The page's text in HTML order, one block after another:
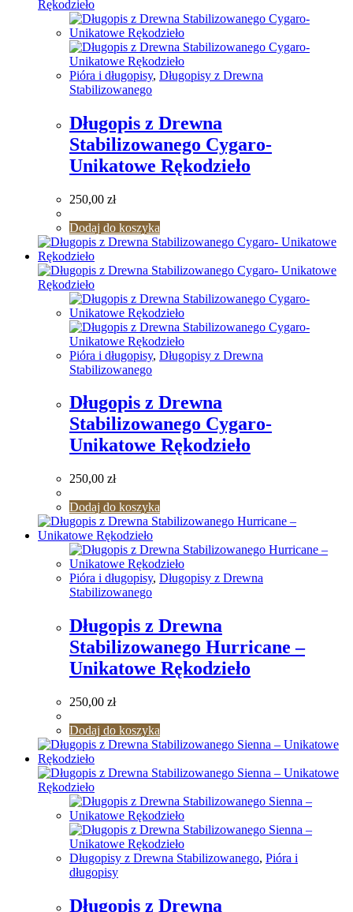
Pióra i długopisy, Długopisy z Drewna
Stabilizowanego
Długopis z Drewna
Stabilizowanego Cygaro-
Unikatowe Rękodzieło
250,00 zł
Dodaj do koszyka
Pióra i długopisy, Długopisy z Drewna
Stabilizowanego
Długopis z Drewna
Stabilizowanego Cygaro-
Unikatowe Rękodzieło
250,00 zł
Dodaj do koszyka
Pióra i długopisy, Długopisy z Drewna
Stabilizowanego
Długopis z Drewna
Stabilizowanego Hurricane –
Unikatowe Rękodzieło
250,00 zł
Dodaj do koszyka
Długopisy z Drewna Stabilizowanego, Pióra i
długopisy
Długopis z Drewna